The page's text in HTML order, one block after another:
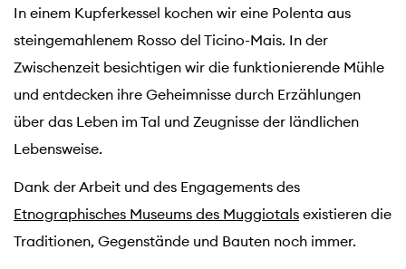
In einem Kupferkessel kochen wir eine Polenta aus
steingemahlenem Rosso del Ticino-Mais. In der
Zwischenzeit besichtigen wir die funktionierende Mühle
und entdecken ihre Geheimnisse durch Erzählungen
über das Leben im Tal und Zeugnisse der ländlichen
Lebensweise.
Dank der Arbeit und des Engagements des
Etnographisches Museums des Muggiotals existieren die
Traditionen, Gegenstände und Bauten noch immer.